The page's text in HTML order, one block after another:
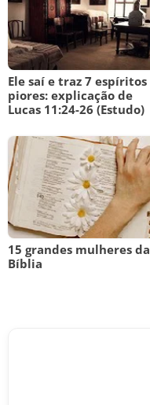
Ele saí e traz 7 espíritos
piores: explicação de
Lucas 11:24-26 (Estudo)
15 grandes mulheres da
Bíblia